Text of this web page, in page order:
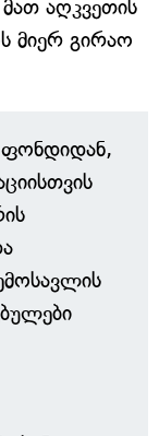
აღკვეთის
მიერ გირაო
ფონდიდან,